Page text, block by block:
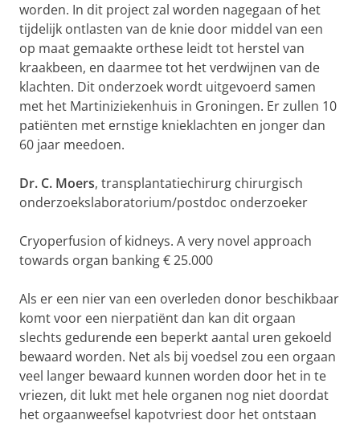
worden. In dit project zal worden nagegaan of het
tijdelijk ontlasten van de knie door middel van een
op maat gemaakte orthese leidt tot herstel van
kraakbeen, en daarmee tot het verdwijnen van de
klachten. Dit onderzoek wordt uitgevoerd samen
met het Martiniziekenhuis in Groningen. Er zullen 10
patiënten met ernstige knieklachten en jonger dan
60 jaar meedoen.
Dr. C. Moers, transplantatiechirurg chirurgisch
onderzoekslaboratorium/postdoc onderzoeker
Cryoperfusion of kidneys. A very novel approach
towards organ banking € 25.000
Als er een nier van een overleden donor beschikbaar
komt voor een nierpatiënt dan kan dit orgaan
slechts gedurende een beperkt aantal uren gekoeld
bewaard worden. Net als bij voedsel zou een orgaan
veel langer bewaard kunnen worden door het in te
vriezen, dit lukt met hele organen nog niet doordat
het orgaanweefsel kapotvriest door het ontstaan